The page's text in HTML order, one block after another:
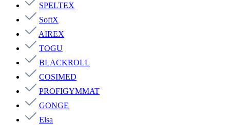
SPELTEX
SoftX
AIREX
TOGU
BLACKROLL
COSIMED
PROFIGYMMAT
GONGE
Elsa